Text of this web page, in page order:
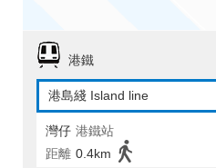
港鐵
港島綫 Island line
灣仔 港鐵站
距離 0.4km